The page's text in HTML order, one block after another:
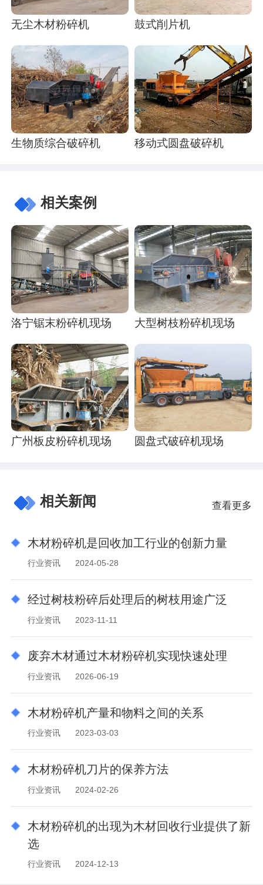
无尘木材粉碎机 鼓式削片机
生物质综合破碎机 移动式圆盘破碎机
相关案例
洛宁锯末粉碎机现场 大型树枝粉碎机现场
广州板皮粉碎机现场 圆盘式破碎机现场
相关新闻 查看更多
木材粉碎机是回收加工行业的创新力量
行业资讯 2024-05-28
经过树枝粉碎后处理后的树枝用途广泛
行业资讯 2023-11-11
废弃木材通过木材粉碎机实现快速处理
行业资讯 2026-06-19
木材粉碎机产量和物料之间的关系
行业资讯 2023-03-03
木材粉碎机刀片的保养方法
行业资讯 2024-02-26
木材粉碎机的出现为木材回收行业提供了新
选
行业资讯 2024-12-13